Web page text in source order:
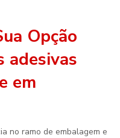
Opção
adesivas
e em
no ramo de embalagem e